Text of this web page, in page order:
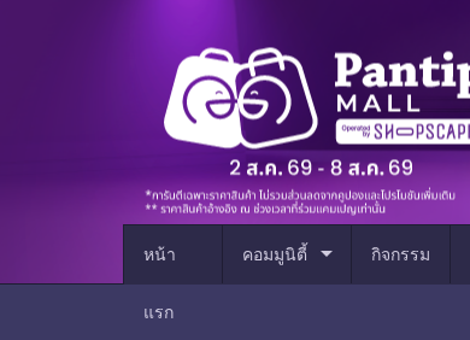
หน้า
แรก
คอมมูนิตี้ arrow_drop_down กิจกรรม